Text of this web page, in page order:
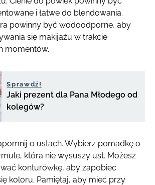
i łatwe do blendowania.
powinny być wodoodporne, aby
się makijażu w trakcie
momentów.
Sprawdź!
Jaki prezent dla Pana Młodego od
kolegów?
o ustach. Wybierz pomadkę o
która nie wysuszy ust. Możesz
konturówkę, aby zapobiec
koloru. Pamiętaj, aby mieć przy